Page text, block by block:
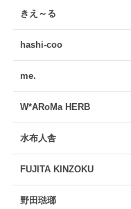
きえ～る
hashi-coo
me.
W*ARoMa HERB
水布人舎
FUJITA KINZOKU
野田琺瑯